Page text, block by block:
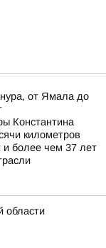
от Ямала до
Константина
километров
и более чем 37 лет
области